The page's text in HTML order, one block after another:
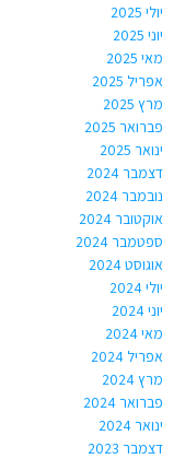
יולי 2025
יוני 2025
מאי 2025
אפריל 2025
מרץ 2025
פברואר 2025
ינואר 2025
דצמבר 2024
נובמבר 2024
אוקטובר 2024
ספטמבר 2024
אוגוסט 2024
יולי 2024
יוני 2024
מאי 2024
אפריל 2024
מרץ 2024
פברואר 2024
ינואר 2024
דצמבר 2023